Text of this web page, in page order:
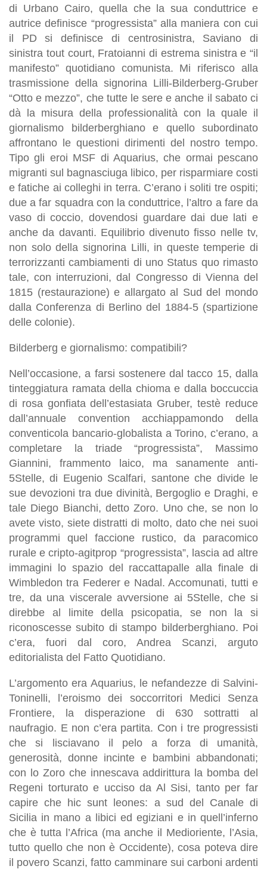
di Urbano Cairo, quella che la sua conduttrice e
autrice definisce “progressista” alla maniera con cui
il PD si definisce di centrosinistra, Saviano di
sinistra tout court, Fratoianni di estrema sinistra e “il
manifesto” quotidiano comunista. Mi riferisco alla
trasmissione della signorina Lilli-Bilderberg-Gruber
“Otto e mezzo”, che tutte le sere e anche il sabato ci
dà la misura della professionalità con la quale il
giornalismo bilderberghiano e quello subordinato
affrontano le questioni dirimenti del nostro tempo.
Tipo gli eroi MSF di Aquarius, che ormai pescano
migranti sul bagnasciuga libico, per risparmiare costi
e fatiche ai colleghi in terra. C’erano i soliti tre ospiti;
due a far squadra con la conduttrice, l’altro a fare da
vaso di coccio, dovendosi guardare dai due lati e
anche da davanti. Equilibrio divenuto fisso nelle tv,
non solo della signorina Lilli, in queste temperie di
terrorizzanti cambiamenti di uno Status quo rimasto
tale, con interruzioni, dal Congresso di Vienna del
1815 (restaurazione) e allargato al Sud del mondo
dalla Conferenza di Berlino del 1884-5 (spartizione
delle colonie).
Bilderberg e giornalismo: compatibili?
Nell’occasione, a farsi sostenere dal tacco 15, dalla
tinteggiatura ramata della chioma e dalla boccuccia
di rosa gonfiata dell’estasiata Gruber, testè reduce
dall’annuale convention acchiappamondo della
conventicola bancario-globalista a Torino, c’erano, a
completare la triade “progressista”, Massimo
Giannini, frammento laico, ma sanamente anti-
5Stelle, di Eugenio Scalfari, santone che divide le
sue devozioni tra due divinità, Bergoglio e Draghi, e
tale Diego Bianchi, detto Zoro. Uno che, se non lo
avete visto, siete distratti di molto, dato che nei suoi
programmi quel faccione rustico, da paracomico
rurale e cripto-agitprop “progressista”, lascia ad altre
immagini lo spazio del raccattapalle alla finale di
Wimbledon tra Federer e Nadal. Accomunati, tutti e
tre, da una viscerale avversione ai 5Stelle, che si
direbbe al limite della psicopatia, se non la si
riconoscesse subito di stampo bilderberghiano. Poi
c’era, fuori dal coro, Andrea Scanzi, arguto
editorialista del Fatto Quotidiano.
L’argomento era Aquarius, le nefandezze di Salvini-
Toninelli, l’eroismo dei soccorritori Medici Senza
Frontiere, la disperazione di 630 sottratti al
naufragio. E non c’era partita. Con i tre progressisti
che si lisciavano il pelo a forza di umanità,
generosità, donne incinte e bambini abbandonati;
con lo Zoro che innescava addirittura la bomba del
Regeni torturato e ucciso da Al Sisi, tanto per far
capire che hic sunt leones: a sud del Canale di
Sicilia in mano a libici ed egiziani e in quell’inferno
che è tutta l’Africa (ma anche il Medioriente, l’Asia,
tutto quello che non è Occidente), cosa poteva dire
il povero Scanzi, fatto camminare sui carboni ardenti